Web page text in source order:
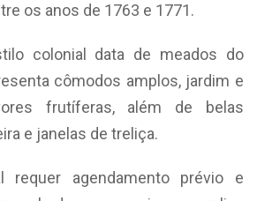
os anos de 1763 e 1771.
colonial data de meados do
cômodos amplos, jardim e
frutíferas, além de belas
e janelas de treliça.
agendamento prévio e